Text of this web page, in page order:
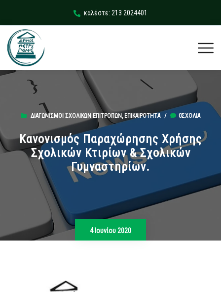
καλέστε: 213 2024401
ΔΙΑΓΩΝΙΣΜΟΊ ΣΧΟΛΙΚΏΝ ΕΠΙΤΡΟΠΏΝ , ΕΠΙΚΑΙΡΌΤΗΤΑ/ 0ΣΧΌΛΙΑ
Κανονισμός Παραχώρησης Χρήσης
Σχολικών Κτιρίων & Σχολικών
Γυμναστηρίων.
4 Ιουνίου 2020